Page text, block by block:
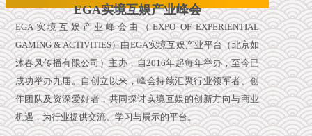
EGA实境互娱产业峰会
EGA实境互娱产业峰会由（EXPO OF EXPERIENTIAL
GAMING & ACTIVITIES）由EGA实境互娱产业平台（北京如
沐春风传播有限公司）主办，自2016年起每年举办，至今已
成功举办九届。自创立以来，峰会持续汇聚行业领军者、创
作团队及资深爱好者，共同探讨实境互娱的创新方向与商业
机遇，为行业提供交流、学习与展示的平台。